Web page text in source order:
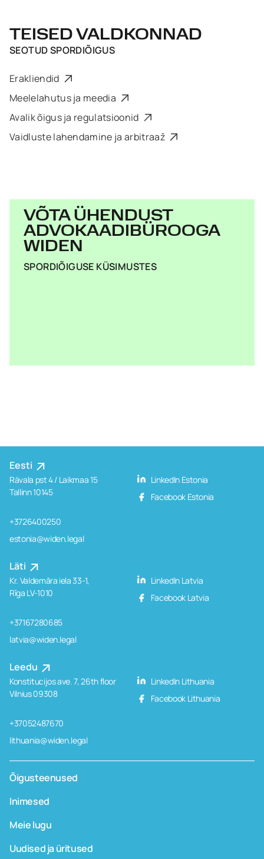
TEISED VALDKONNAD
SEOTUDSPORDIÕIGUS
Erakliendid
Meelelahutus ja meedia
Avalik õigus ja regulatsioonid
Vaidluste lahendamine ja arbitraaž
VÕTA ÜHENDUST
ADVOKAADIBÜROOGA
WIDEN
SPORDIÕIGUSE KÜSIMUSTES
Eesti
Rävala pst 4 / Laikmaa 15
Tallinn 10145
+3726400250
estonia@widen.legal
LinkedIn Estonia
Facebook Estonia
Läti
Kr. Valdemāra iela 33-1,
Rīga LV-1010
+37167280685
latvia@widen.legal
LinkedIn Latvia
Facebook Latvia
Leedu
Konstitucijos ave. 7, 26th floor
Vilnius 09308
+37052487670
lithuania@widen.legal
LinkedIn Lithuania
Facebook Lithuania
Õigusteenused
Inimesed
Meie lugu
Uudised ja üritused